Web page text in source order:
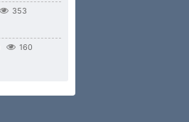
353
160